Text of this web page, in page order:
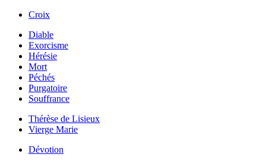
Croix
Diable
Exorcisme
Hérésie
Mort
Péchés
Purgatoire
Souffrance
Thérèse de Lisieux
Vierge Marie
Dévotion